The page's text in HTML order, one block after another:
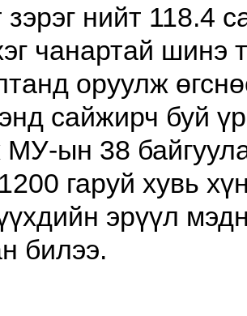
зэрэг нийт 118.4
чанартай шинэ
оруулж
сайжирч буй
ын 38
гаруй хувь
эрүүл
билээ.